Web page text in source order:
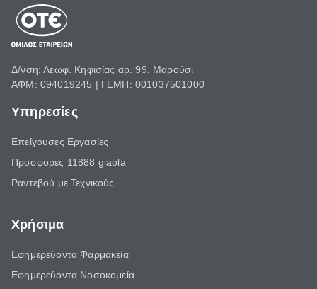
Δ/νση: Λεωφ. Κηφισίας αρ. 99, Μαρούσι
ΑΦΜ: 094019245 | ΓΕΜΗ: 001037501000
Υπηρεσίες
Επείγουσες Εργασίες
Προσφορές 11888 giaola
Ραντεβού με Τεχνικούς
Χρήσιμα
Εφημερεύοντα Φαρμακεία
Εφημερεύοντα Νοσοκομεία